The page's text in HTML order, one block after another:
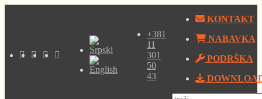
+381
11
301
50
43
KONTAKT
NABAVKA
PODRŠKA